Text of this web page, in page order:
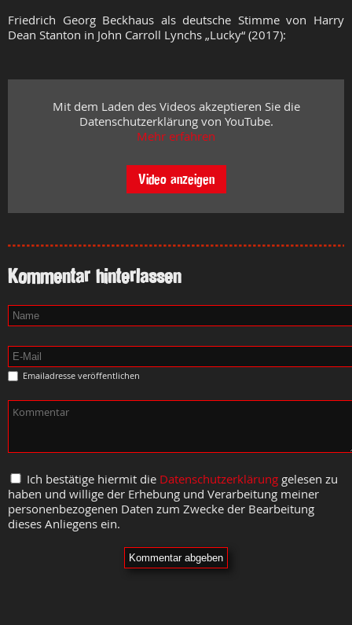
Friedrich Georg Beckhaus als deutsche Stimme von Harry
Dean Stanton in John Carroll Lynchs „Lucky“ (2017):
Mit dem Laden des Videos akzeptieren Sie die
Datenschutzerklärung von YouTube.
Mehr erfahren
Video anzeigen
Kommentar hinterlassen
Emailadresse veröffentlichen
Ich bestätige hiermit die Datenschutzerklärung gelesen zu
haben und willige der Erhebung und Verarbeitung meiner
personenbezogenen Daten zum Zwecke der Bearbeitung
dieses Anliegens ein.